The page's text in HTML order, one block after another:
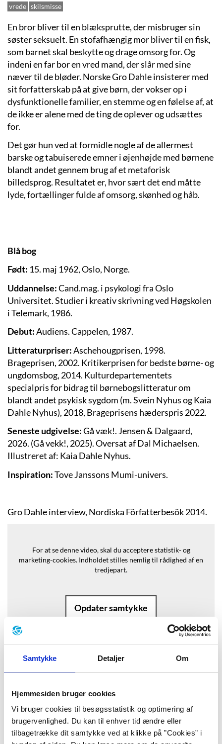
Samtykke Detaljer Om
Hjemmesiden bruger cookies
Vi bruger cookies til besøgsstatistik og optimering af
brugervenlighed. Du kan til enhver tid ændre eller
tilbagetrække dit samtykke ved at klikke på ”Cookies” i
vrede skilsmisse
En bror bliver til en blæksprutte, der misbruger sin
søster seksuelt. En stofafhængig mor bliver til en fisk,
som barnet skal beskytte og drage omsorg for. Og
indeni en far bor en vred mand, der slår med sine
næver til de bløder. Norske Gro Dahle insisterer med
sit forfatterskab på at give børn, der vokser op i
dysfunktionelle familier, en stemme og en følelse af, at
de ikke er alene med de ting de oplever og udsættes
for.
Det gør hun ved at formidle nogle af de allermest
barske og tabuiserede emner i øjenhøjde med børnene
blandt andet gennem brug af et metaforisk
billedsprog. Resultatet er, hvor sært det end måtte
lyde, fortællinger fulde af omsorg, skønhed og håb.
Blå bog
Født: 15. maj 1962, Oslo, Norge.
Uddannelse:Cand.mag. i psykologi fra Oslo
Universitet. Studier i kreativ skrivning ved Høgskolen
i Telemark, 1986.
Debut:Audiens. Cappelen, 1987.
Litteraturpriser:Aschehougprisen, 1998.
Brageprisen, 2002. Kritikerprisen for bedste børne- og
ungdomsbog, 2014. Kulturdepartementets
specialpris for bidrag til børnebogslitteratur om
blandt andet psykisk sygdom (m. Svein Nyhus og Kaia
Dahle Nyhus), 2018, Brageprisens hæderspris 2022.
Seneste udgivelse:Gå væk!. Jensen & Dalgaard,
2026. (Gå vekk!, 2025). Oversat af Dal Michaelsen.
Illustreret af: Kaia Dahle Nyhus.
Inspiration:Tove Janssons Mumi-univers.
Gro Dahle interview, Nordiska Författerbesök 2014.
For at se denne video, skal du acceptere statistik- og
marketing-cookies. Indholdet stilles nemlig til rådighed af en
tredjepart.
Opdater samtykke
Baggrund
”Moa hører det banke, men hun åbner
ikke. Det banker igen. Og endnu en
gang. Moas hjerte er som en fisk der